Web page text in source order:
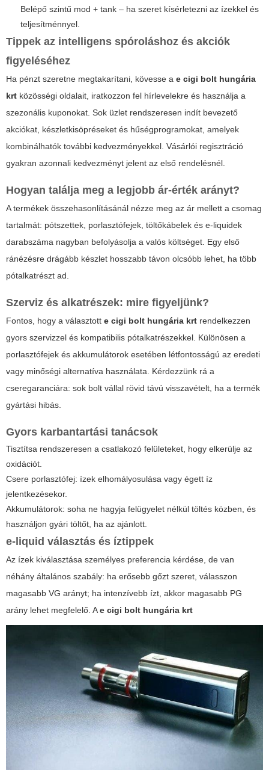
Belépő szintű mod + tank – ha szeret kísérletezni az ízekkel és
teljesítménnyel.
Tippek az intelligens spóroláshoz és akciók
figyeléséhez
Ha pénzt szeretne megtakarítani, kövesse a e cigi bolt hungária
krt közösségi oldalait, iratkozzon fel hírlevelekre és használja a
szezonális kuponokat. Sok üzlet rendszeresen indít bevezető
akciókat, készletkisöpréseket és hűségprogramokat, amelyek
kombinálhatók további kedvezményekkel. Vásárlói regisztráció
gyakran azonnali kedvezményt jelent az első rendelésnél.
Hogyan találja meg a legjobb ár-érték arányt?
A termékek összehasonlításánál nézze meg az ár mellett a csomag
tartalmát: pótszettek, porlasztófejek, töltőkábelek és e-liquidek
darabszáma nagyban befolyásolja a valós költséget. Egy első
ránézésre drágább készlet hosszabb távon olcsóbb lehet, ha több
pótalkatrészt ad.
Szerviz és alkatrészek: mire figyeljünk?
Fontos, hogy a választott e cigi bolt hungária krt rendelkezzen
gyors szervizzel és kompatibilis pótalkatrészekkel. Különösen a
porlasztófejek és akkumulátorok esetében létfontosságú az eredeti
vagy minőségi alternatíva használata. Kérdezzünk rá a
cseregaranciára: sok bolt vállal rövid távú visszavételt, ha a termék
gyártási hibás.
Gyors karbantartási tanácsok
Tisztítsa rendszeresen a csatlakozó felületeket, hogy elkerülje az
oxidációt.
Csere porlasztófej: ízek elhomályosulása vagy égett íz
jelentkezésekor.
Akkumulátorok: soha ne hagyja felügyelet nélkül töltés közben, és
használjon gyári töltőt, ha az ajánlott.
e-liquid választás és íztippek
Az ízek kiválasztása személyes preferencia kérdése, de van
néhány általános szabály: ha erősebb gőzt szeret, válasszon
magasabb VG arányt; ha intenzívebb ízt, akkor magasabb PG
arány lehet megfelelő. Ae cigi bolt hungária krt